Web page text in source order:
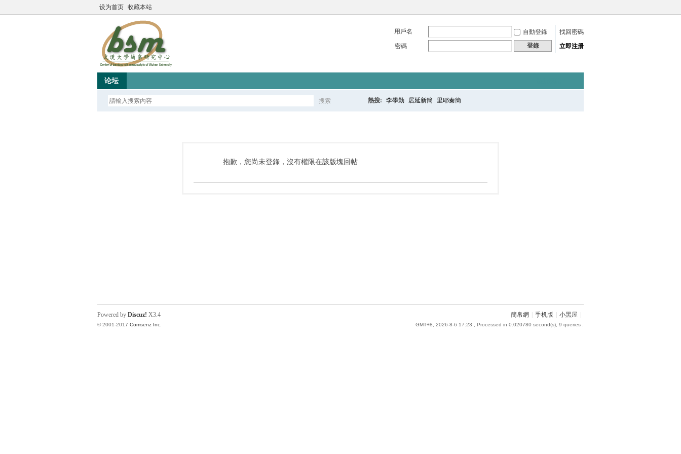
设为首页 收藏本站
用戶名 自動登錄
找回密碼
密碼
登錄 立即注册
论坛
搜索
索
熱搜: 李學勤 居延新簡 里耶秦簡
抱歉，您尚未登錄，沒有權限在該版塊回帖
簡帛網 手机版 小黑屋
GMT+8, 2026-8-6 17:23 , Processed in 0.020780 second(s), 9 queries .
Powered by Discuz! X3.4
© 2001-2017 Comsenz Inc.